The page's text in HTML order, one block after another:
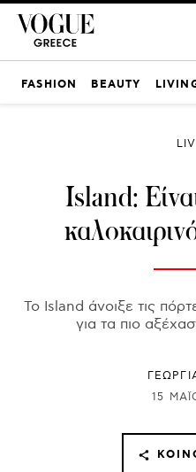
FASHION BEAUTY
Ιsland:
To Island άνοιξε τις
για τα πιο
15